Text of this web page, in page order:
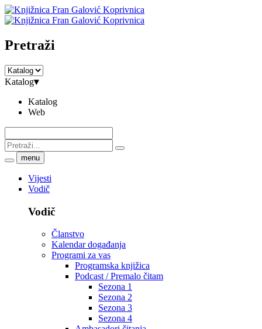
Pretraži
Katalog▾
Katalog
Web
menu
Vijesti
Vodič
Vodič
Članstvo
Kalendar događanja
Programi za vas
Programska knjižica
Podcast / Premalo čitam
Sezona 1
Sezona 2
Sezona 3
Sezona 4